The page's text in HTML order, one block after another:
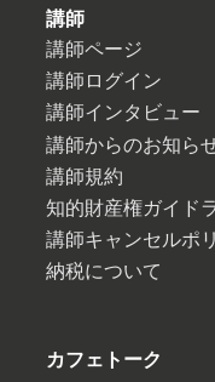
講師
講師ページ
講師ログイン
講師インタビュー
講師からのお知ら
講師規約
知的財産権ガイド
講師キャンセルポ
納税について
カフェトーク